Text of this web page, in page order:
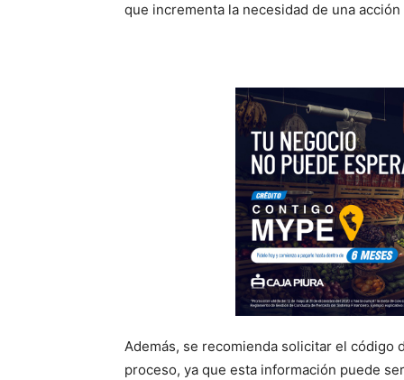
que incrementa la necesidad de una acción
Además, se recomienda solicitar el código
proceso, ya que esta información puede